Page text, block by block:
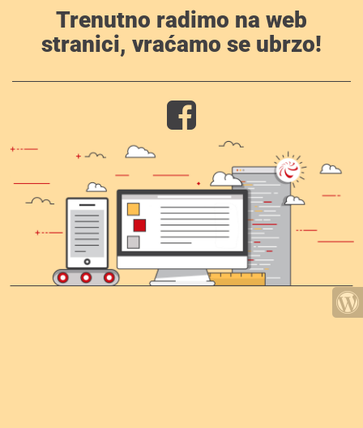
Trenutno radimo na web
stranici, vraćamo se ubrzo!